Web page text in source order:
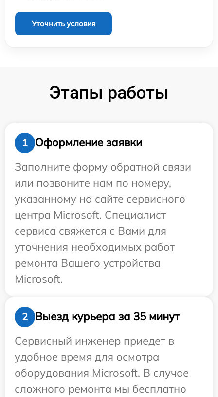
Уточнить условия
Этапы работы
1
Оформление заявки
Заполните форму обратной связи
или позвоните нам по номеру,
указанному на сайте сервисного
центра Microsoft. Специалист
сервиса свяжется с Вами для
уточнения необходимых работ
ремонта Вашего устройства
Microsoft.
2
Выезд курьера за 35 минут
Сервисный инженер приедет в
удобное время для осмотра
оборудования Microsoft. В случае
сложного ремонта мы бесплатно